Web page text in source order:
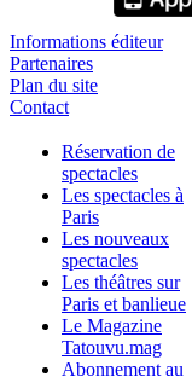
Informations éditeur
Partenaires
Plan du site
Contact
Réservation de
spectacles
Les spectacles à
Paris
Les nouveaux
spectacles
Les théâtres sur
Paris et banlieue
Le Magazine
Tatouvu.mag
Abonnement au